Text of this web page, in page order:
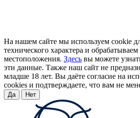
На нашем сайте мы используем cookie
технического характера и
местоположения. Здесь вы можете
эти данные. Также наш сайт не
младше 18 лет. Вы даёте согласие на
cookies и подтверждаете, что вам не
Да Нет